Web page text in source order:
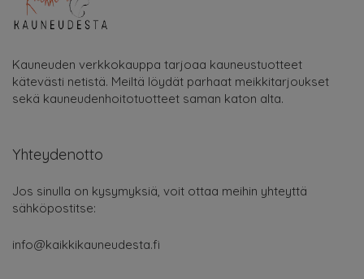
Kauneuden verkkokauppa tarjoaa kauneustuotteet
kätevästi netistä. Meiltä löydät parhaat meikkitarjoukset
sekä kauneudenhoitotuotteet saman katon alta.
Yhteydenotto
Jos sinulla on kysymyksiä, voit ottaa meihin yhteyttä
sähköpostitse:
info@kaikkikauneudesta.fi